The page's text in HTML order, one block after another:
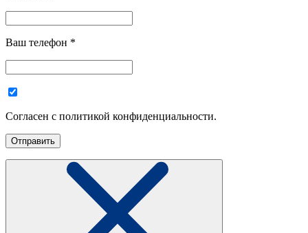
Ваш телефон *
Согласен с политикой конфиденциальности.